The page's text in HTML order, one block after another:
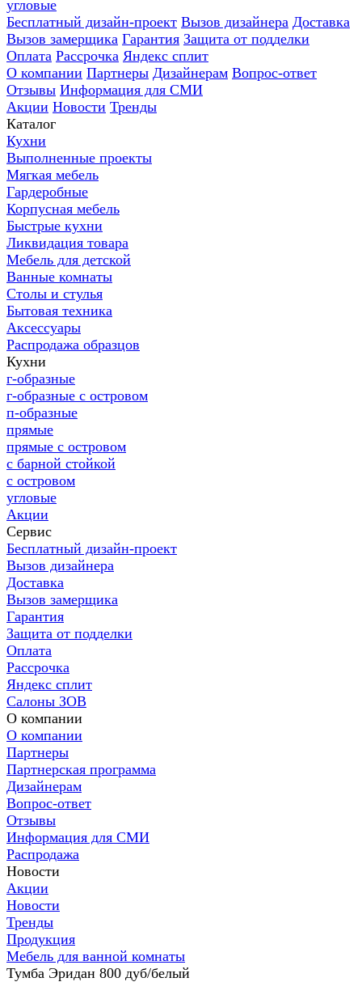
угловые
Бесплатный дизайн-проект Вызов дизайнера Доставка
Вызов замерщика Гарантия Защита от подделки
Оплата Рассрочка Яндекс сплит
О компании Партнеры Дизайнерам Вопрос-ответ
Отзывы Информация для СМИ
Акции Новости Тренды
Каталог
Кухни
Выполненные проекты
Мягкая мебель
Гардеробные
Корпусная мебель
Быстрые кухни
Ликвидация товара
Мебель для детской
Ванные комнаты
Столы и стулья
Бытовая техника
Аксессуары
Распродажа образцов
Кухни
г-образные
г-образные с островом
п-образные
прямые
прямые с островом
с барной стойкой
с островом
угловые
Акции
Сервис
Бесплатный дизайн-проект
Вызов дизайнера
Доставка
Вызов замерщика
Гарантия
Защита от подделки
Оплата
Рассрочка
Яндекс сплит
Салоны ЗОВ
О компании
О компании
Партнеры
Партнерская программа
Дизайнерам
Вопрос-ответ
Отзывы
Информация для СМИ
Распродажа
Новости
Акции
Новости
Тренды
Продукция
Мебель для ванной комнаты
Тумба Эридан 800 дуб/белый